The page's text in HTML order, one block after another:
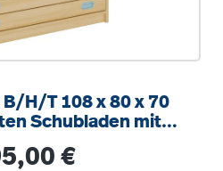
H/T 108 x 80 x 70
Schubladen mit
Preis:
€